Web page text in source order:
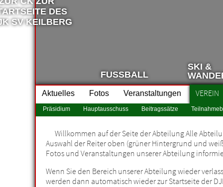
FUSSBALL
SKI &
Aktuelles Fotos Veranstaltungen VEREIN
Präsidium Hauptausschuss Beitragssätze
Willkommen auf der Seite der Abteilung Alle
Auswahl der Reiter oben (grüner Hintergrund und
Fotos und Veranstaltungen unserer Abteilung
Wenn Sie den Bereich unserer Abteilung wieder
werden dann automatisch wieder zur Startseite der